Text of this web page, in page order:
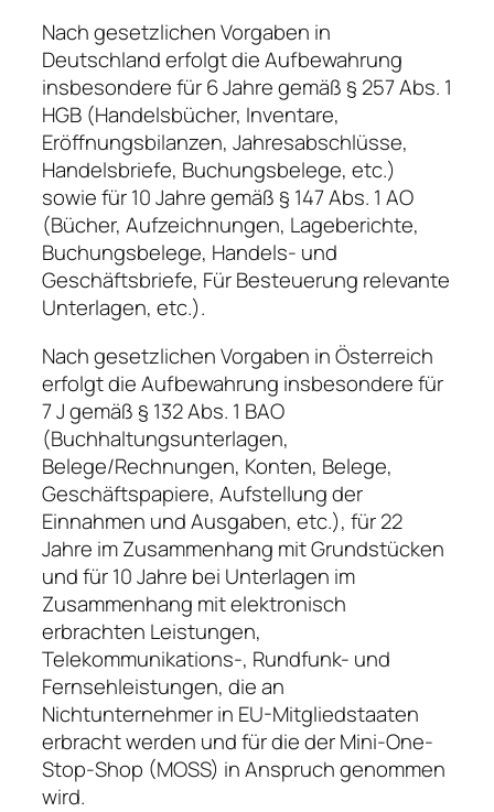
Nach gesetzlichen Vorgaben in
Deutschland erfolgt die Aufbewahrung
insbesondere für 6 Jahre gemäß § 257 Abs. 1
HGB (Handelsbücher, Inventare,
Eröffnungsbilanzen, Jahresabschlüsse,
Handelsbriefe, Buchungsbelege, etc.)
sowie für 10 Jahre gemäß § 147 Abs. 1 AO
(Bücher, Aufzeichnungen, Lageberichte,
Buchungsbelege, Handels- und
Geschäftsbriefe, Für Besteuerung relevante
Unterlagen, etc.).
Nach gesetzlichen Vorgaben in Österreich
erfolgt die Aufbewahrung insbesondere für
7 J gemäß § 132 Abs. 1 BAO
(Buchhaltungsunterlagen,
Belege/Rechnungen, Konten, Belege,
Geschäftspapiere, Aufstellung der
Einnahmen und Ausgaben, etc.), für 22
Jahre im Zusammenhang mit Grundstücken
und für 10 Jahre bei Unterlagen im
Zusammenhang mit elektronisch
erbrachten Leistungen,
Telekommunikations-, Rundfunk- und
Fernsehleistungen, die an
Nichtunternehmer in EU-Mitgliedstaaten
erbracht werden und für die der Mini-One-
Stop-Shop (MOSS) in Anspruch genommen
wird.